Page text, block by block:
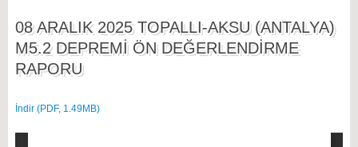
08 ARALIK 2025 TOPALLI-AKSU (ANTALYA)
M5.2 DEPREMİ ÖN DEĞERLENDİRME
RAPORU
İndir (PDF, 1.49MB)